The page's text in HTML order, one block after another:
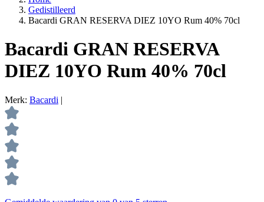
Gedistilleerd
Bacardi GRAN RESERVA DIEZ 10YO Rum 40% 70cl
Bacardi GRAN RESERVA
DIEZ 10YO Rum 40% 70cl
Merk: Bacardi |